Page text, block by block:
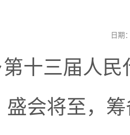
日期
十三届人民
盛会将至，